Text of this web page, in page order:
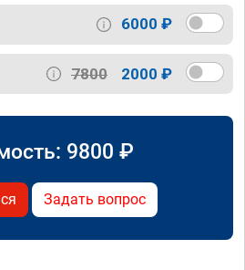
6000 ₽
7800 2000 ₽
9800 ₽
Задать вопрос